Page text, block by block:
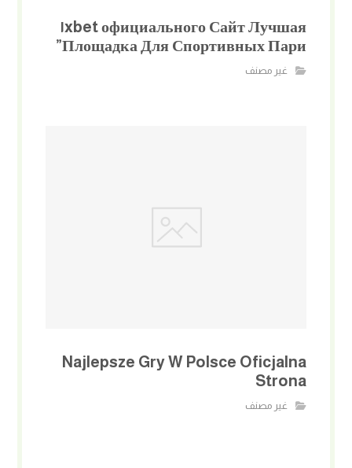
١xbet официального Сайт Лучшая
Площадка Для Спортивных Пари”
غير مصنف
Najlepsze Gry W Polsce Oficjalna
Strona
غير مصنف